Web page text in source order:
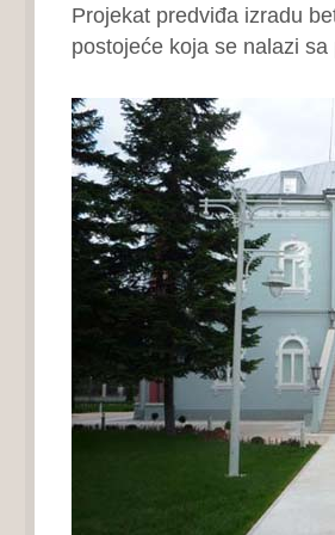
Projekat predviđa izradu
postojeće koja se nalazi